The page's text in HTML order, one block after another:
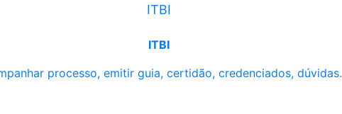
ITBI
ITBI
processo, emitir guia, certidão, credenciados, dúvidas.